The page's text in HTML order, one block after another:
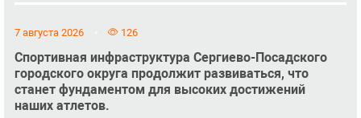
7 августа 2026 126
Спортивная инфраструктура Сергиево-Посадского
городского округа продолжит развиваться, что
станет фундаментом для высоких достижений
наших атлетов.